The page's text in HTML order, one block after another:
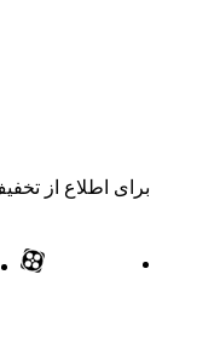
برای اطلاع از